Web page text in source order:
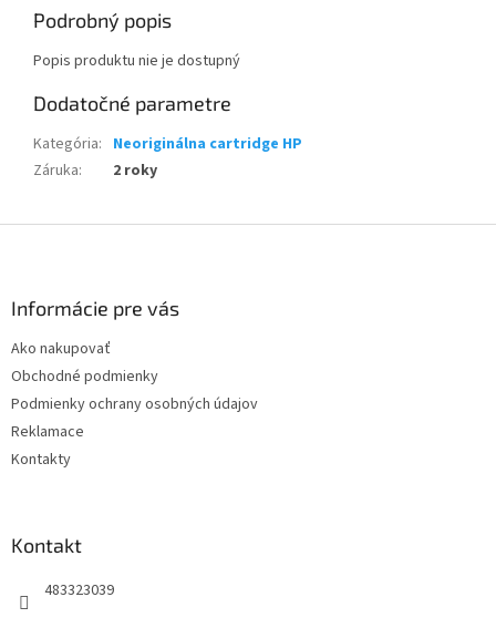
Podrobný popis
Popis produktu nie je dostupný
Dodatočné parametre
Kategória: Neoriginálna cartridge HP
Záruka: 2 roky
Informácie pre vás
Ako nakupovať
Obchodné podmienky
Podmienky ochrany osobných údajov
Reklamace
Kontakty
Kontakt
483323039